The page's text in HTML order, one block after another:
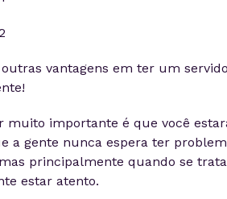
vantagens em ter um
muito importante é que você
a gente nunca espera ter
principalmente quando se
estar atento.